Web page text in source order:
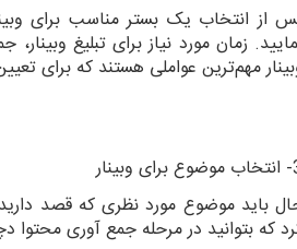
از انتخاب یک بستر مناسب برای
زمان مورد نیاز برای تبلیغ
مهم‌ترین عواملی هستند که برای
وبینار
باید موضوع مورد نظری که قصد
که بتوانید در مرحله جمع آوری محتوا